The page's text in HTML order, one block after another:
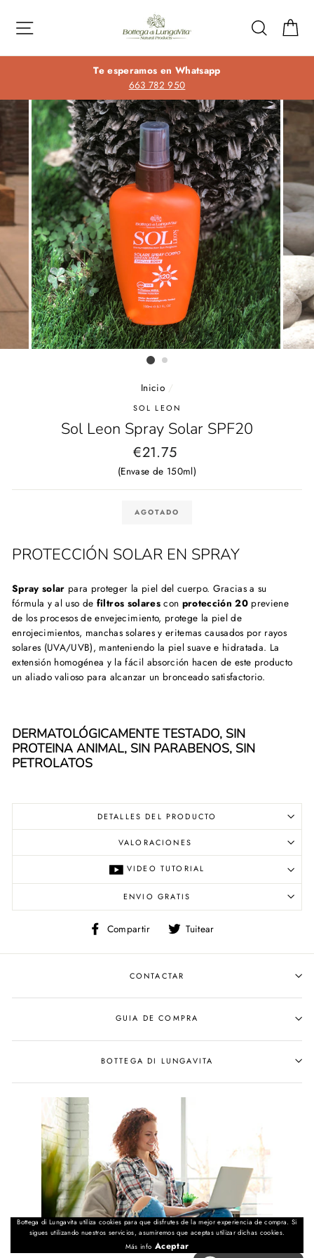
Bottega di Lungavita utiliza cookies para que disfrutes de la mejor experiencia de compra. Si
sigues utilizando nuestros servicios, asumiremos que aceptas utilizar dichas cookies.
Más info Aceptar
directamente
Buscar
Te esperamos en Whatsapp
663 782 950
Inicio /
SOL LEON
Sol Leon Spray Solar SPF20
€21.75
(Envase de 150ml)
AGOTADO
PROTECCIÓN SOLAR EN SPRAY
Spray solar para proteger la piel del cuerpo. Gracias a su
fórmula y al uso de filtros solarescon protección 20 previene
de los procesos de envejecimiento, protege la piel de
enrojecimientos, manchas solares y eritemas causados por rayos
solares (UVA/UVB), manteniendo la piel suave e hidratada. La
extensión homogénea y la fácil absorción hacen de este producto
un aliado valioso para alcanzar un bronceado satisfactorio.
DERMATOLÓGICAMENTE TESTADO, SIN
PROTEINA ANIMAL, SIN PARABENOS, SIN
PETROLATOS
DETALLES DEL PRODUCTO
VALORACIONES
VIDEO TUTORIAL
ENVIO GRATIS
Compartir
Compartir
Facebook
Tuitear
Twitter
CONTACTAR
GUIA DE COMPRA
BOTTEGA DI LUNGAVITA